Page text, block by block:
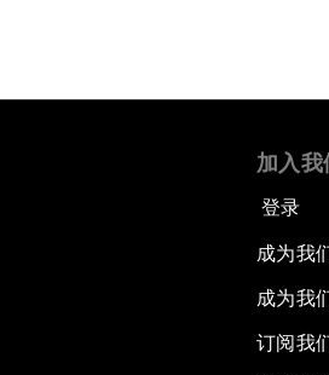
加入我
登录
成为我
成为我
订阅我